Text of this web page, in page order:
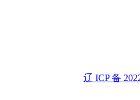
辽 ICP 备